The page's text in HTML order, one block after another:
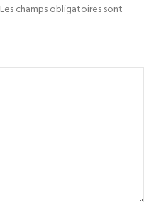
Les champs obligatoires sont